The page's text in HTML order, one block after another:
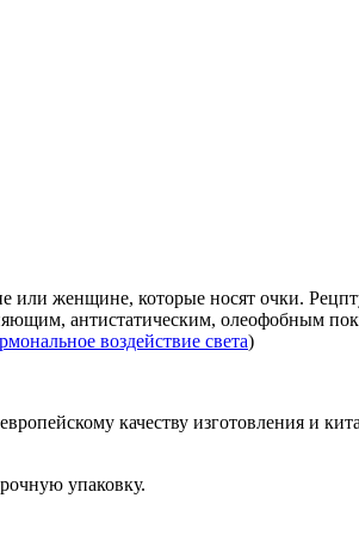
или женщине, которые носят очки.
антистатическим, олеофобным
воздействие света)
качеству изготовления и
упаковку.